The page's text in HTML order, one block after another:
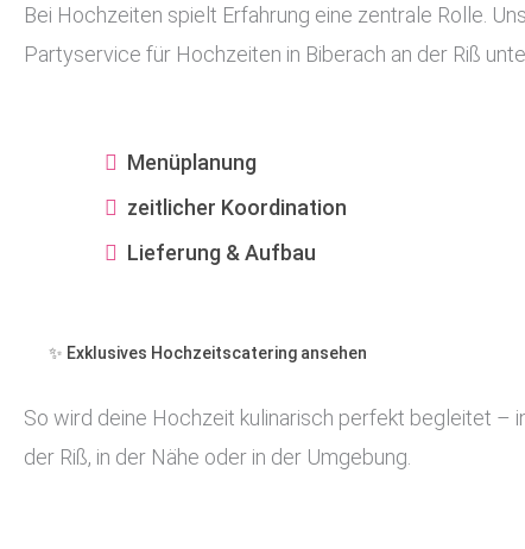
Bei Hochzeiten spielt Erfahrung eine zentrale Rolle.
Partyservice für Hochzeiten in Biberach an der Riß
Menüplanung
zeitlicher Koordination
Lieferung & Aufbau
✨ Exklusives Hochzeitscatering ansehen
So wird deine Hochzeit kulinarisch perfekt begleitet –
der Riß, in der Nähe oder in der Umgebung.